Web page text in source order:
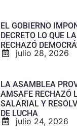
EL GOBIERNO
DECRETO LO QUE
RECHAZÓ
julio 28, 2026
LA ASAMBLEA
AMSAFE RECHAZÓ
SALARIAL Y
DE LUCHA
julio 24, 2026